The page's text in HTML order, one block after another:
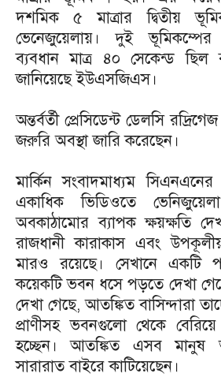
দশমিক ৫ মাত্রার দ্বিতীয়
ভেনেজুয়েলায়। দুই
ব্যবধান মাত্র ৪০ সেকেন্ড
জানিয়েছে ইউএসজিএস।
অন্তর্বর্তী প্রেসিডেন্ট ডেলসি
জরুরি অবস্থা জারি করেছেন।
মার্কিন সংবাদমাধ্যম
একাধিক ভিডিওতে
অবকাঠামোর ব্যাপক ক্ষয়ক্ষতি
রাজধানী কারাকাস এবং
মারও রয়েছে। সেখানে একটি
কয়েকটি ভবন ধসে পড়তে দেখা
দেখা গেছে, আতঙ্কিত বাসিন্দারা
প্রাণীসহ ভবনগুলো থেকে
হচ্ছেন। আতঙ্কিত এসব মানুষ
সারারাত বাইরে কাটিয়েছেন।